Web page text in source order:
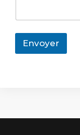
Envoyer